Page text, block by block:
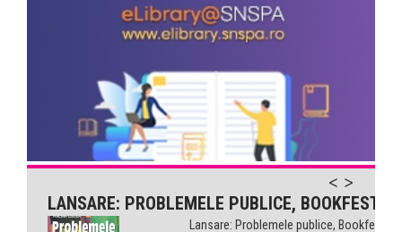
Comunicarea pentru sănătate...
LANSARE: PROBLEMELE PUBLICE, BOOKFEST
Lansare: Problemele publice, Bookfest